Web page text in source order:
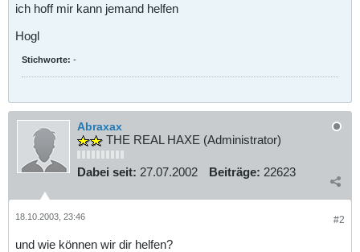
ich hoff mir kann jemand helfen
Hogl
Stichworte: -
Abraxax
THE REAL HAXE (Administrator)
Dabei seit: 27.07.2002 Beiträge: 22623
#2
18.10.2003, 23:46
und wie können wir dir helfen?